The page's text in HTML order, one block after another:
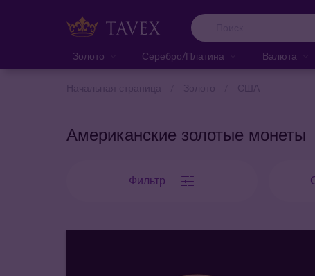
Золото Серебро/Платина Валюта
Американские золотые монеты
Фильтр